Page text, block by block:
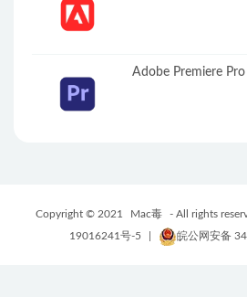
Adobe Premiere
Copyright © 2021 Mac毒 - All rights
19016241号-5
皖公网安备